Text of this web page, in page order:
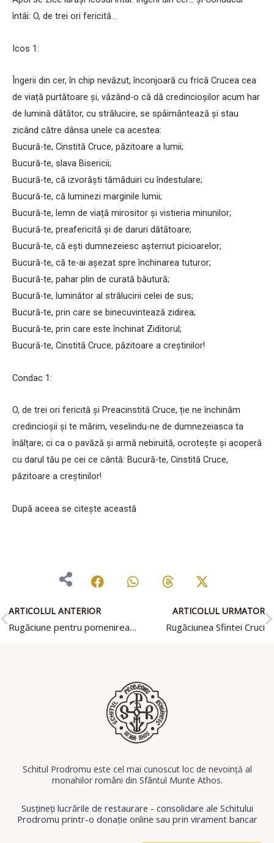
întâi: O, de trei ori fericită…
Icos 1:
Îngerii din cer, în chip nevăzut, înconjoară cu frică Crucea cea
de viață purtătoare și, văzând-o că dă credincioșilor acum har
de lumină dătător, cu strălucire, se spăimântează și stau
zicând către dânsa unele ca acestea:
Bucură-te, Cinstită Cruce, păzitoare a lumii;
Bucură-te, slava Bisericii;
Bucură-te, că izvorăști tămăduiri cu îndestulare;
Bucură-te, că luminezi marginile lumii;
Bucură-te, lemn de viață mirositor și vistieria minunilor;
Bucură-te, preafericită și de daruri dătătoare;
Bucură-te, că ești dumnezeiesc așternut picioarelor;
Bucură-te, că te-ai așezat spre închinarea tuturor;
Bucură-te, pahar plin de curată băutură;
Bucură-te, luminător al strălucirii celei de sus;
Bucură-te, prin care se binecuvintează zidirea;
Bucură-te, prin care este închinat Ziditorul;
Bucură-te, Cinstită Cruce, păzitoare a creștinilor!
Condac 1:
O, de trei ori fericită și Preacinstită Cruce, ție ne închinăm
credincioșii și te mărim, veselindu-ne de dumnezeiasca ta
înălțare; ci ca o pavăză și armă nebiruită, ocrotește și acoperă
cu darul tău pe cei ce cântă: Bucură-te, Cinstită Cruce,
păzitoare a creștinilor!
După aceea se citește această
Prev
ARTICOLUL ANTERIOR
Rugăciune pentru pomenirea celor adormiți
ARTICOLUL URMATOR
Rugăciunea Sfintei Cruci
Schitul Prodromu este cel mai cunoscut loc de nevoinţă al
monahilor români din Sfântul Munte Athos.
Susțineți lucrările de restaurare - consolidare ale Schitului
Prodromu printr-o donație online sau prin virament bancar